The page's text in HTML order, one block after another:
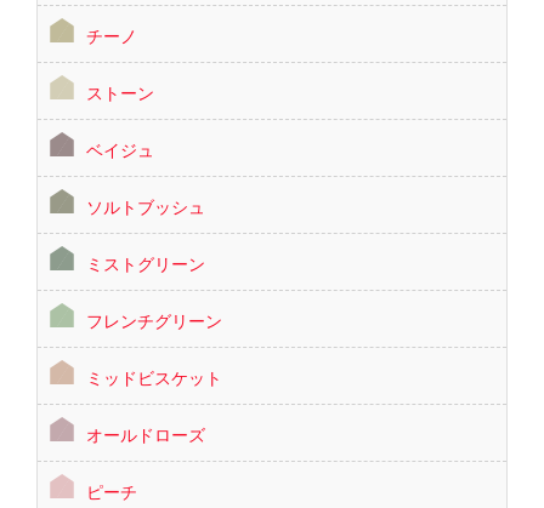
チーノ
ストーン
ベイジュ
ソルトブッシュ
ミストグリーン
フレンチグリーン
ミッドビスケット
オールドローズ
ピーチ